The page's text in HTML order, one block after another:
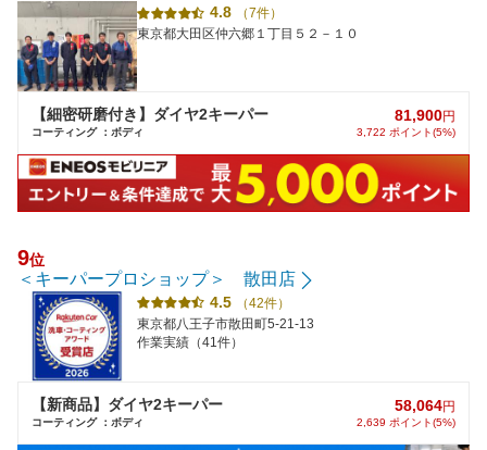
4.8
（7件）
東京都大田区仲六郷１丁目５２－１０
【細密研磨付き】ダイヤ2キーパー
コーティング ：ボディ
81,900円
3,722 ポイント(5%)
9位
＜キーパープロショップ＞ 散田店
4.5
（42件）
東京都八王子市散田町5-21-13
作業実績（41件）
【新商品】ダイヤ2キーパー
コーティング ：ボディ
58,064円
2,639 ポイント(5%)